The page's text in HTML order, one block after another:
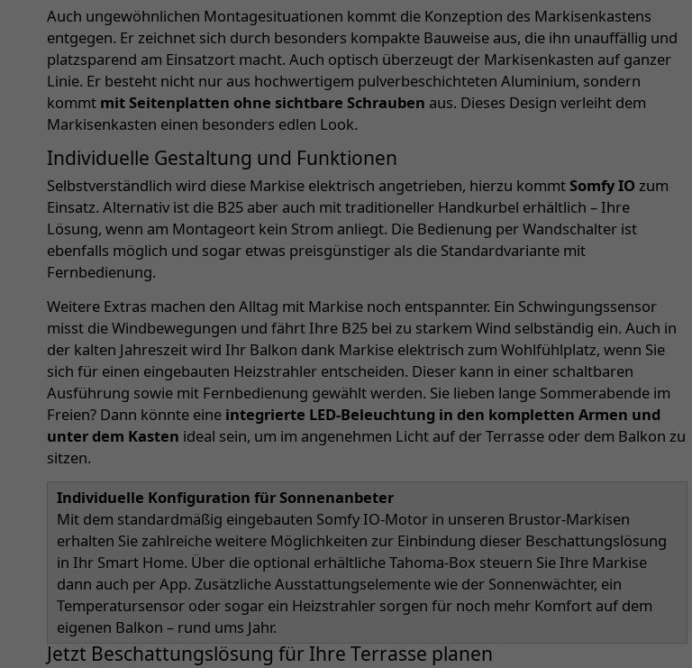
Auch ungewöhnlichen Montagesituationen kommt die Konzeption des Markisenkastens
entgegen. Er zeichnet sich durch besonders kompakte Bauweise aus, die ihn unauffällig und
platzsparend am Einsatzort macht. Auch optisch überzeugt der Markisenkasten auf ganzer
Linie. Er besteht nicht nur aus hochwertigem pulverbeschichteten Aluminium, sondern
kommt mit Seitenplatten ohne sichtbare Schrauben aus. Dieses Design verleiht dem
Markisenkasten einen besonders edlen Look.
Individuelle Gestaltung und Funktionen
Selbstverständlich wird diese Markise elektrisch angetrieben, hierzu kommtSomfy IO zum
Einsatz. Alternativ ist die B25 aber auch mit traditioneller Handkurbel erhältlich – Ihre
Lösung, wenn am Montageort kein Strom anliegt. Die Bedienung per Wandschalter ist
ebenfalls möglich und sogar etwas preisgünstiger als die Standardvariante mit
Fernbedienung.
Weitere Extras machen den Alltag mit Markise noch entspannter. Ein Schwingungssensor
misst die Windbewegungen und fährt Ihre B25 bei zu starkem Wind selbständig ein. Auch in
der kalten Jahreszeit wird Ihr Balkon dank Markise elektrisch zum Wohlfühlplatz, wenn Sie
sich für einen eingebauten Heizstrahler entscheiden. Dieser kann in einer schaltbaren
Ausführung sowie mit Fernbedienung gewählt werden. Sie lieben lange Sommerabende im
Freien? Dann könnte eine integrierte LED-Beleuchtung in den kompletten Armen und
unter dem Kasten ideal sein, um im angenehmen Licht auf der Terrasse oder dem Balkon zu
sitzen.
Individuelle Konfiguration für Sonnenanbeter
Mit dem standardmäßig eingebauten Somfy IO-Motor in unseren Brustor-Markisen
erhalten Sie zahlreiche weitere Möglichkeiten zur Einbindung dieser Beschattungslösung
in Ihr Smart Home. Über die optional erhältliche Tahoma-Box steuern Sie Ihre Markise
dann auch per App. Zusätzliche Ausstattungselemente wie der Sonnenwächter, ein
Temperatursensor oder sogar ein Heizstrahler sorgen für noch mehr Komfort auf dem
eigenen Balkon – rund ums Jahr.
Jetzt Beschattungslösung für Ihre Terrasse planen